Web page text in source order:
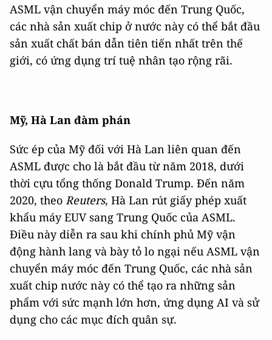
ASML vận chuyển máy móc đến Trung Quốc,
các nhà sản xuất chip ở nước này có thể bắt đầu
sản xuất chất bán dẫn tiên tiến nhất trên thế
giới, có ứng dụng trí tuệ nhân tạo rộng rãi.
Mỹ, Hà Lan đàm phán
Sức ép của Mỹ đối với Hà Lan liên quan đến
ASML được cho là bắt đầu từ năm 2018, dưới
thời cựu tổng thống Donald Trump. Đến năm
2020, theo Reuters, Hà Lan rút giấy phép xuất
khẩu máy EUV sang Trung Quốc của ASML.
Điều này diễn ra sau khi chính phủ Mỹ vận
động hành lang và bày tỏ lo ngại nếu ASML vận
chuyển máy móc đến Trung Quốc, các nhà sản
xuất chip nước này có thể tạo ra những sản
phẩm với sức mạnh lớn hơn, ứng dụng AI và sử
dụng cho các mục đích quân sự.